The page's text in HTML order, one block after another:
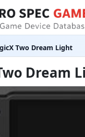
Two Dream Light
Dream